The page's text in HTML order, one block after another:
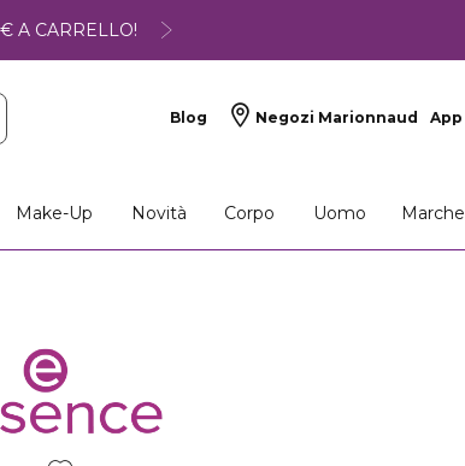
A CARRELLO!
Blog Negozi Marionnaud App
Make-Up Novità Corpo Uomo Marche